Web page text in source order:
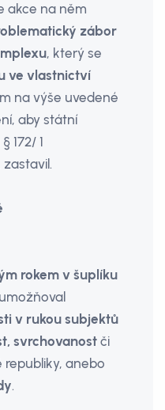
akce na něm
zábor
, který se
ve vlastnictví
na výše uve­dené
aby státní
172/ 1
zastavil.
rokem v šuplíku
v rukou subjektů
svrchovanost či
republiky, anebo
.